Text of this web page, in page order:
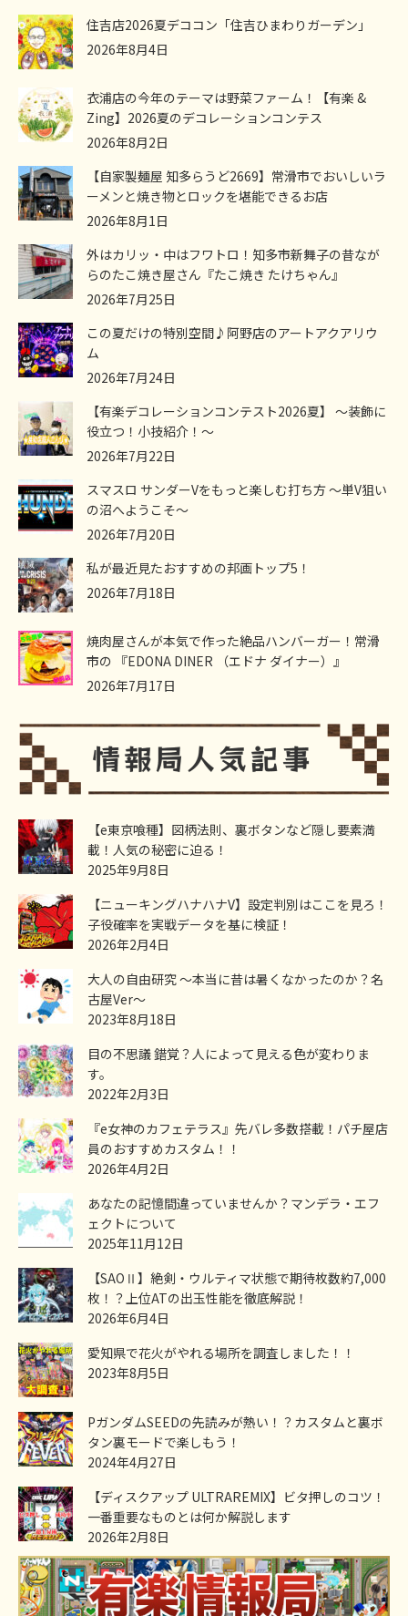
住吉店2026夏デココン「住吉ひまわりガーデン」
2026年8月4日
衣浦店の今年のテーマは野菜ファーム！【有楽 &
Zing】2026夏のデコレーションコンテス
2026年8月2日
【自家製麺屋 知多らうど2669】常滑市でおいしいラ
ーメンと焼き物とロックを堪能できるお店
2026年8月1日
外はカリッ・中はフワトロ！知多市新舞子の昔なが
らのたこ焼き屋さん『たこ焼き たけちゃん』
2026年7月25日
この夏だけの特別空間♪阿野店のアートアクアリウ
ム
2026年7月24日
【有楽デコレーションコンテスト2026夏】 ～装飾に
役立つ！小技紹介！～
2026年7月22日
スマスロ サンダーVをもっと楽しむ打ち方 ～単V狙い
の沼へようこそ～
2026年7月20日
私が最近見たおすすめの邦画トップ5！
2026年7月18日
焼肉屋さんが本気で作った絶品ハンバーガー！常滑
市の 『EDONA DINER （エドナ ダイナー）』
2026年7月17日
【e東京喰種】図柄法則、裏ボタンなど隠し要素満
載！人気の秘密に迫る！
2025年9月8日
【ニューキングハナハナV】設定判別はここを見ろ！
子役確率を実戦データを基に検証！
2026年2月4日
大人の自由研究 ～本当に昔は暑くなかったのか？名
古屋Ver～
2023年8月18日
目の不思議 錯覚？人によって見える色が変わりま
す。
2022年2月3日
『e女神のカフェテラス』先バレ多数搭載！パチ屋店
員のおすすめカスタム！！
2026年4月2日
あなたの記憶間違っていませんか？マンデラ・エフ
ェクトについて
2025年11月12日
【SAOⅡ】絶剣・ウルティマ状態で期待枚数約7,000
枚！？上位ATの出玉性能を徹底解説！
2026年6月4日
愛知県で花火がやれる場所を調査しました！！
2023年8月5日
PガンダムSEEDの先読みが熱い！？カスタムと裏ボ
タン裏モードで楽しもう！
2024年4月27日
【ディスクアップ ULTRAREMIX】ビタ押しのコツ！
一番重要なものとは何か解説します
2026年2月8日